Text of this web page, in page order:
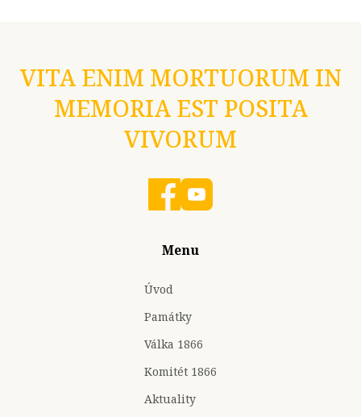
VITA ENIM MORTUORUM IN
MEMORIA EST POSITA
VIVORUM
Menu
Úvod
Památky
Válka 1866
Komitét 1866
Aktuality